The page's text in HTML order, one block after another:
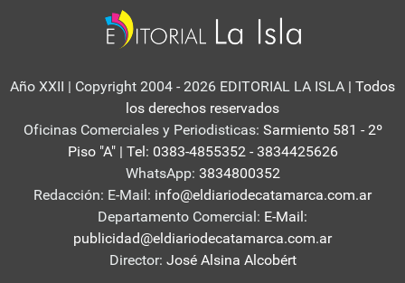
Año XXII | Copyright 2004 - 2026 EDITORIAL LA ISLA | Todos
los derechos reservados
Oficinas Comerciales y Periodisticas: Sarmiento 581 - 2º
Piso "A" | Tel: 0383-4855352 - 3834425626
WhatsApp: 3834800352
Redacción: E-Mail: info@eldiariodecatamarca.com.ar
Departamento Comercial: E-Mail:
publicidad@eldiariodecatamarca.com.ar
Director: José Alsina Alcobért